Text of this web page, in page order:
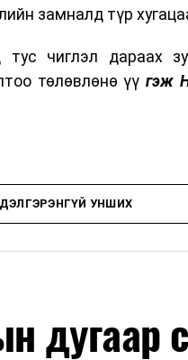
замналд түр
чиглэл дараах
төлөвлөнө үүгэж
ДЭЛГЭРЭНГҮЙ УНШИХ
дугаар